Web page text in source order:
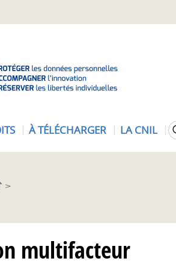
À TÉLÉCHARGER LA CNIL
multifacteur